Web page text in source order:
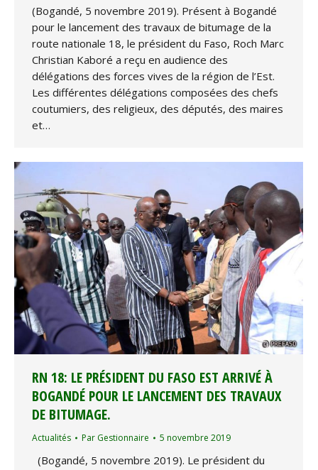
(Bogandé, 5 novembre 2019). Présent à Bogandé
pour le lancement des travaux de bitumage de la
route nationale 18, le président du Faso, Roch Marc
Christian Kaboré a reçu en audience des
délégations des forces vives de la région de l’Est.
Les différentes délégations composées des chefs
coutumiers, des religieux, des députés, des maires
et…
RN 18: LE PRÉSIDENT DU FASO EST ARRIVÉ À
BOGANDÉ POUR LE LANCEMENT DES TRAVAUX
DE BITUMAGE.
Actualités Par Gestionnaire 5 novembre 2019
(Bogandé, 5 novembre 2019). Le président du